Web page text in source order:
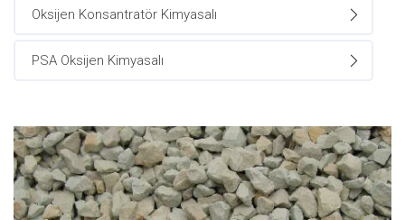
Oksijen Konsantratör Kimyasalı
PSA Oksijen Kimyasalı